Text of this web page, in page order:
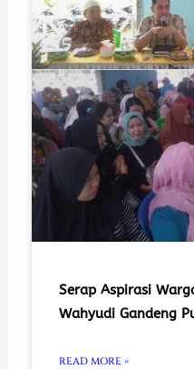
Serap Aspirasi
Wahyudi Gandeng
READ MORE »